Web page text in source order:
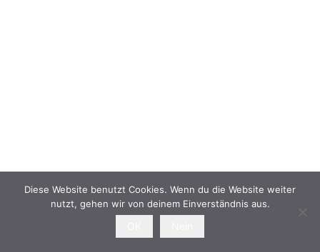
Diese Website benutzt Cookies. Wenn du die Website weiter
nutzt, gehen wir von deinem Einverständnis aus.